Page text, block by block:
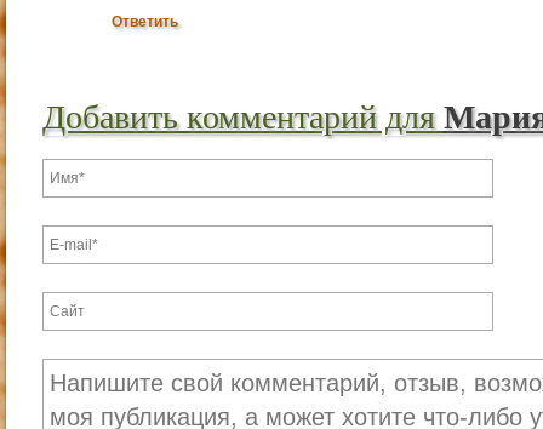
Ответить
Добавить комментарий для